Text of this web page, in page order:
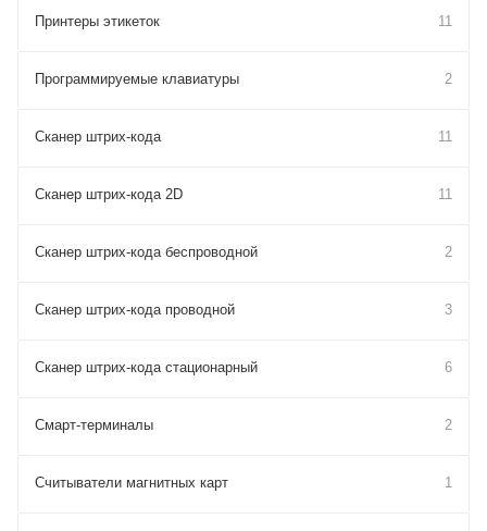
Принтеры этикеток 11
Программируемые клавиатуры 2
Сканер штрих-кода 11
Сканер штрих-кода 2D 11
Сканер штрих-кода беспроводной 2
Сканер штрих-кода проводной 3
Сканер штрих-кода стационарный 6
Смарт-терминалы 2
Считыватели магнитных карт 1